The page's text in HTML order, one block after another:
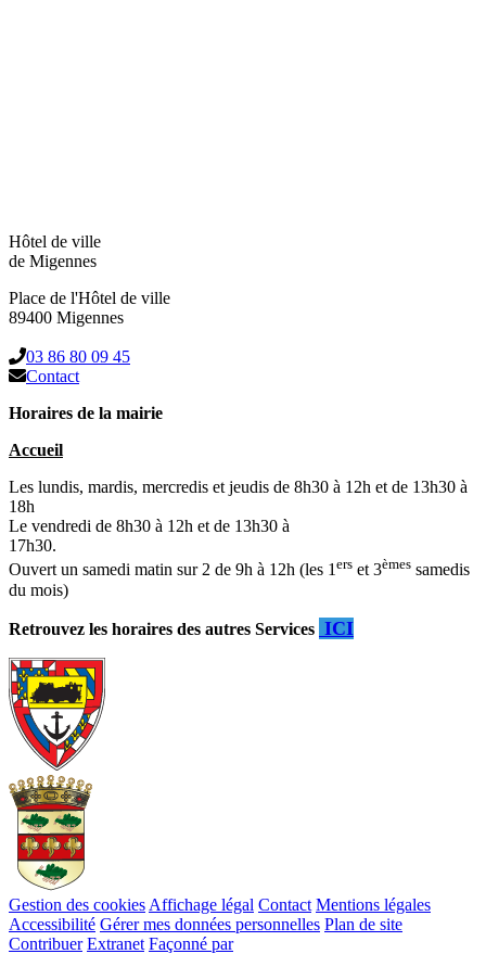
Hôtel de ville
de Migennes
Place de l'Hôtel de ville
89400 Migennes
03 86 80 09 45
Contact
Horaires de la mairie
Accueil
Les lundis, mardis, mercredis et jeudis de 8h30 à 12h et de 13h30 à
18h
Le vendredi de 8h30 à 12h et de 13h30 à
17h30.
Ouvert un samedi matin sur 2 de 9h à 12h (les 1ers et 3èmes samedis
du mois)
Retrouvez les horaires des autres Services ICI
Gestion des cookies Affichage légal Contact Mentions légales
Accessibilité Gérer mes données personnelles Plan de site
Contribuer Extranet Façonné par